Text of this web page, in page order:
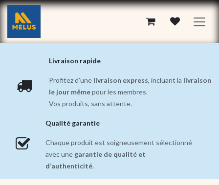
Se rendre au contenu
Livraison rapide
Profitez d’une livraison express, incluant la livraison
le jour mêmepour les membres.
Vos produits, sans attente.
Qualité garantie
Chaque produit est soigneusement sélectionné
avec une garantie de qualité et
d’authenticité.